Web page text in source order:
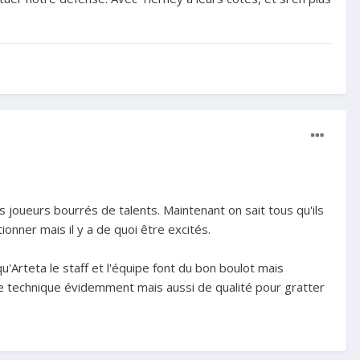
joueurs bourrés de talents. Maintenant on sait tous qu'ils
mais il y a de quoi être excités.
le staff et l'équipe font du bon boulot mais
technique évidemment mais aussi de qualité pour gratter